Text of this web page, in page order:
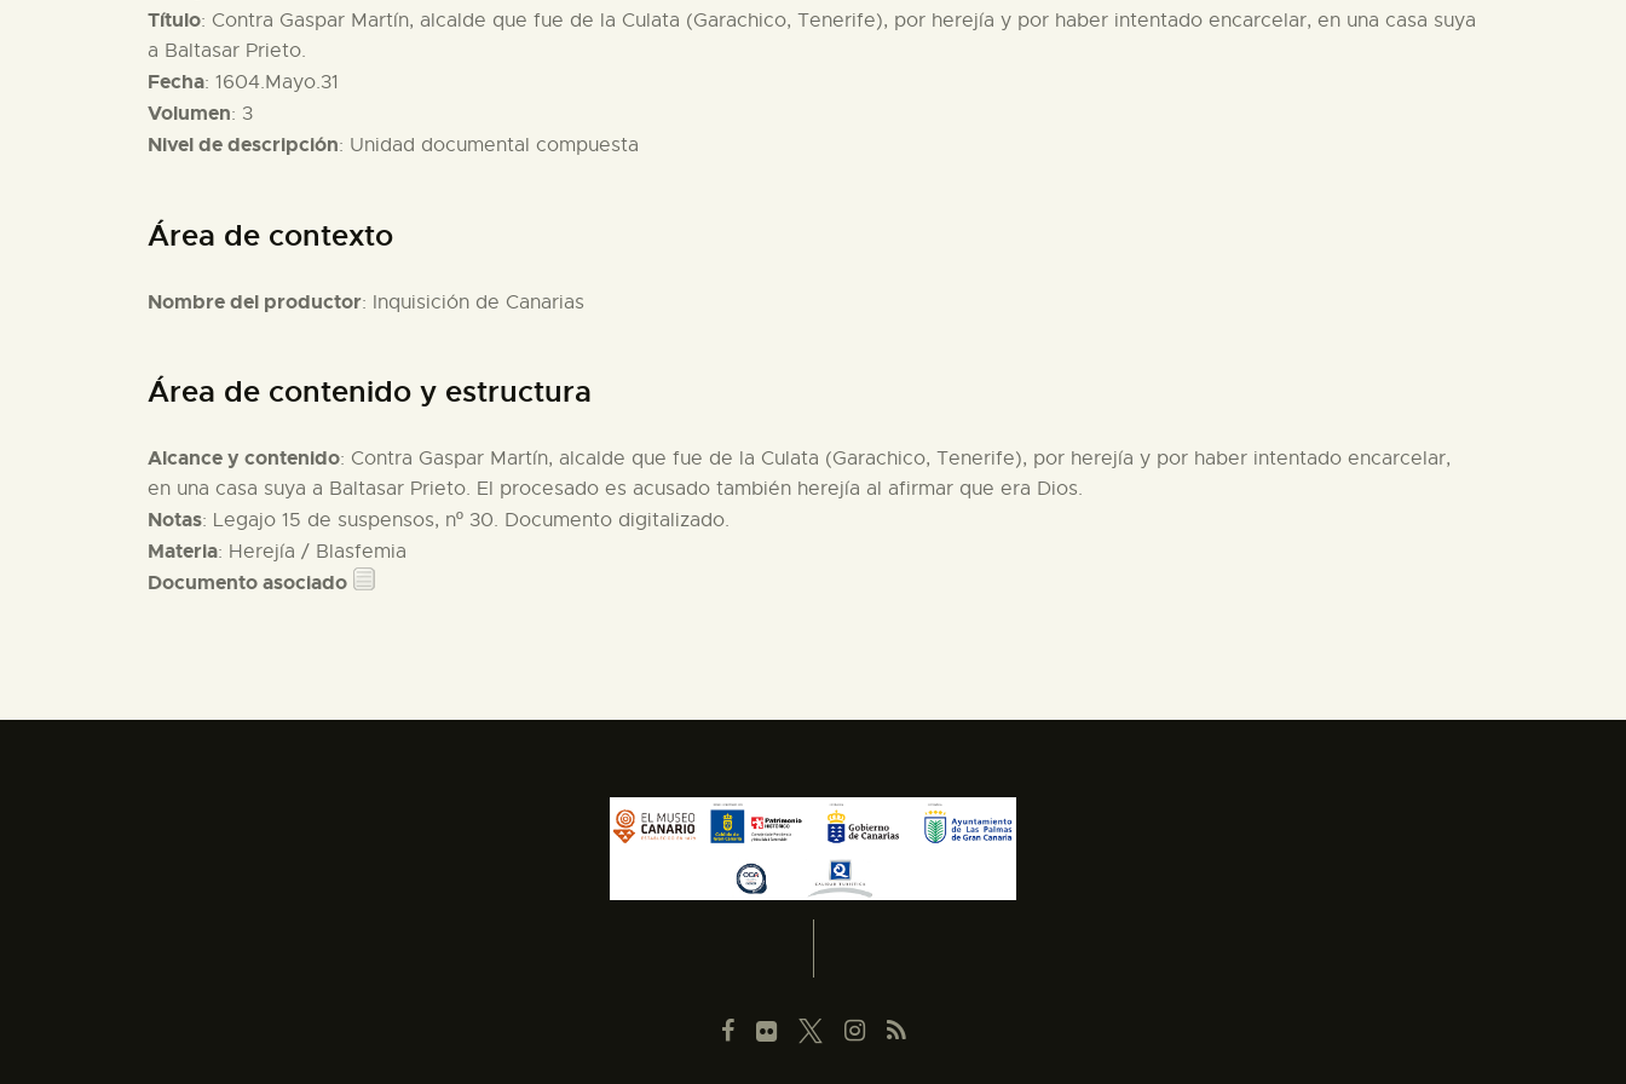
Título: Contra Gaspar Martín, alcalde que fue de la Culata (Garachico, Tenerife), por herejía y por haber intentado encarcelar, en una casa suya
a Baltasar Prieto.
Fecha: 1604.Mayo.31
Volumen: 3
Nivel de descripción: Unidad documental compuesta
Área de contexto
Nombre del productor: Inquisición de Canarias
Área de contenido y estructura
Alcance y contenido: Contra Gaspar Martín, alcalde que fue de la Culata (Garachico, Tenerife), por herejía y por haber intentado encarcelar,
en una casa suya a Baltasar Prieto. El procesado es acusado también herejía al afirmar que era Dios.
Notas: Legajo 15 de suspensos, nº 30. Documento digitalizado.
Materia: Herejía / Blasfemia
Documento asociado